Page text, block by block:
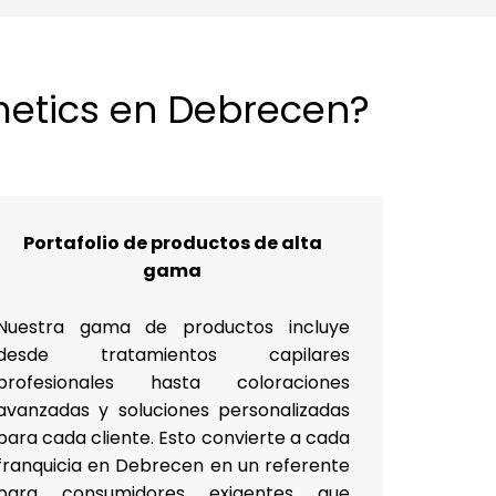
en Debrecen?
Portafolio de productos de alta
gama
gama de productos incluye
tratamientos capilares
hasta coloraciones
y soluciones personalizadas
cada cliente. Esto convierte a cada
en Debrecen en un referente